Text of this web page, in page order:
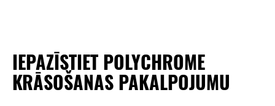
IEPAZĪSTIET POLYCHROME
KRĀSOŠANAS PAKALPOJUMU